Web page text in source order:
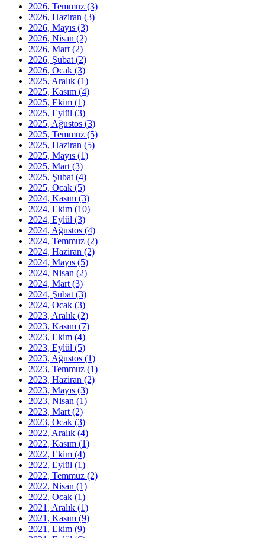
2026, Temmuz (3)
2026, Haziran (3)
2026, Mayıs (3)
2026, Nisan (2)
2026, Mart (2)
2026, Şubat (2)
2026, Ocak (3)
2025, Aralık (1)
2025, Kasım (4)
2025, Ekim (1)
2025, Eylül (3)
2025, Ağustos (3)
2025, Temmuz (5)
2025, Haziran (5)
2025, Mayıs (1)
2025, Mart (3)
2025, Şubat (4)
2025, Ocak (5)
2024, Kasım (3)
2024, Ekim (10)
2024, Eylül (3)
2024, Ağustos (4)
2024, Temmuz (2)
2024, Haziran (2)
2024, Mayıs (5)
2024, Nisan (2)
2024, Mart (3)
2024, Şubat (3)
2024, Ocak (3)
2023, Aralık (2)
2023, Kasım (7)
2023, Ekim (4)
2023, Eylül (5)
2023, Ağustos (1)
2023, Temmuz (1)
2023, Haziran (2)
2023, Mayıs (3)
2023, Nisan (1)
2023, Mart (2)
2023, Ocak (3)
2022, Aralık (4)
2022, Kasım (1)
2022, Ekim (4)
2022, Eylül (1)
2022, Temmuz (2)
2022, Nisan (1)
2022, Ocak (1)
2021, Aralık (1)
2021, Kasım (9)
2021, Ekim (9)